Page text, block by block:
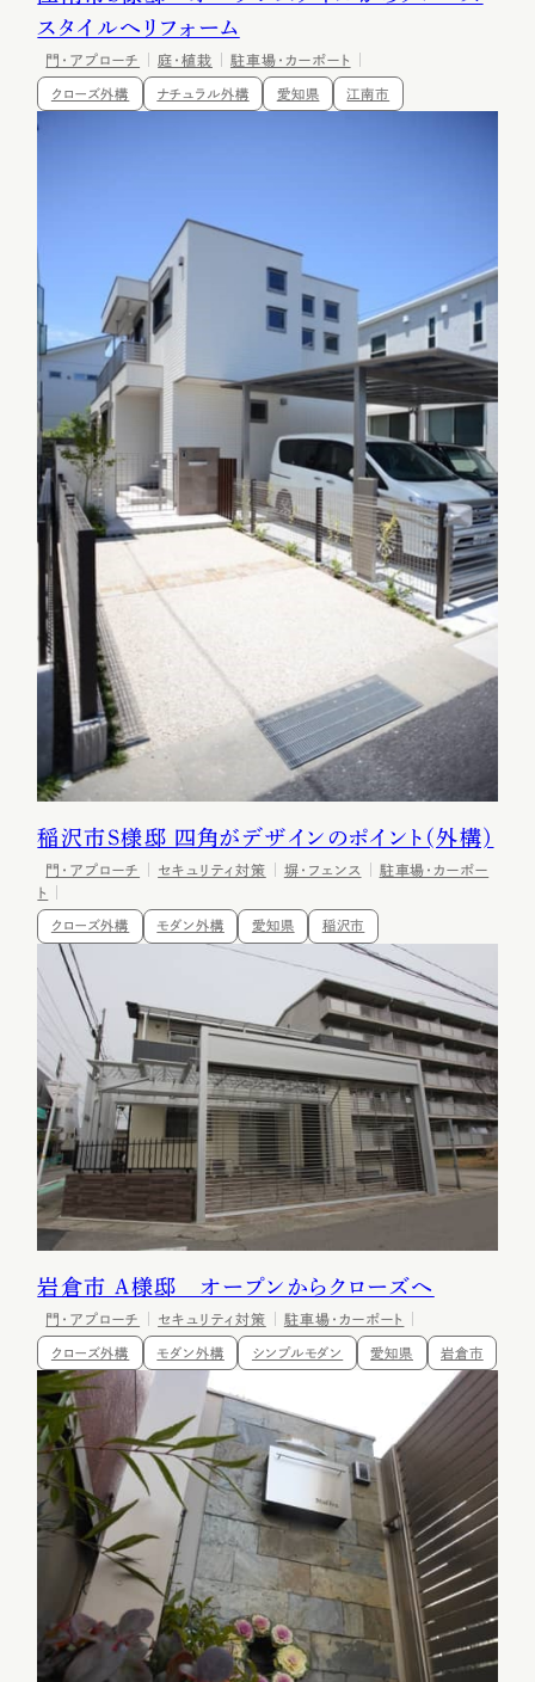
スタイルへリフォーム
門・アプローチ 庭・植栽 駐車場・カーポート
クローズ外構 ナチュラル外構 愛知県 江南市
稲沢市S様邸 四角がデザインのポイント(外構)
門・アプローチ セキュリティ対策 塀・フェンス
駐車場・カーポー
ト
クローズ外構 モダン外構 愛知県 稲沢市
岩倉市 Ａ様邸 オープンからクローズへ
門・アプローチ セキュリティ対策 駐車場・カーポート
クローズ外構 モダン外構 シンプルモダン 愛知県 岩倉市